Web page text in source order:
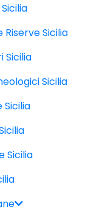
Riserve Sicilia
Sicilia
Sicilia
Sicilia
Sicilia